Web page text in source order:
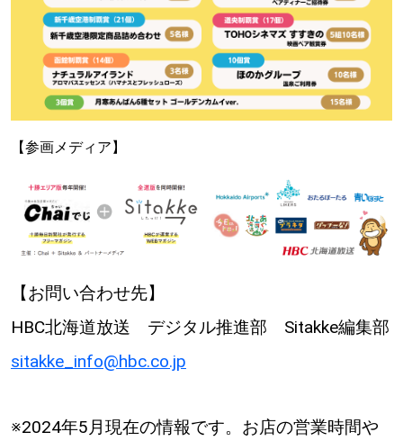
【参画メディア】
【お問い合わせ先】
HBC北海道放送 デジタル推進部 Sitakke編集部
sitakke_info@hbc.co.jp
※2024年5月現在の情報です。お店の営業時間や